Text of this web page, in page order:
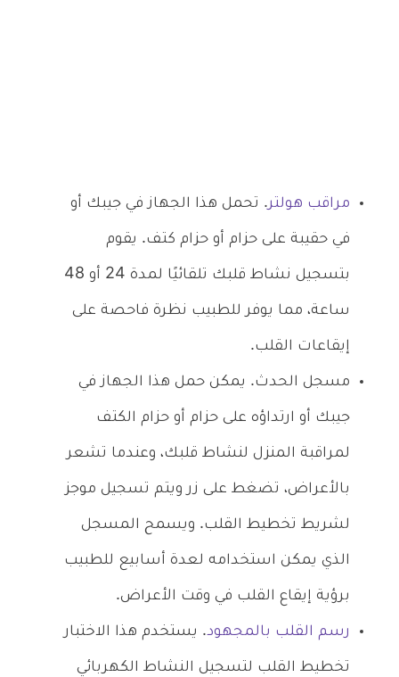
مراقب هولتر. تحمل هذا الجهاز في جيبك أو
في حقيبة على حزام أو حزام كتف. يقوم
بتسجيل نشاط قلبك تلقائيًا لمدة 24 أو 48
ساعة، مما يوفر للطبيب نظرة فاحصة على
إيقاعات القلب.
مسجل الحدث. يمكن حمل هذا الجهاز في
جيبك أو ارتداؤه على حزام أو حزام الكتف
لمراقبة المنزل لنشاط قلبك، وعندما تشعر
بالأعراض، تضغط على زر ويتم تسجيل موجز
لشريط تخطيط القلب. ويسمح المسجل
الذي يمكن استخدامه لعدة أسابيع للطبيب
برؤية إيقاع القلب في وقت الأعراض.
رسم القلب بالمجهود. يستخدم هذا الاختبار
تخطيط القلب لتسجيل النشاط الكهربائي